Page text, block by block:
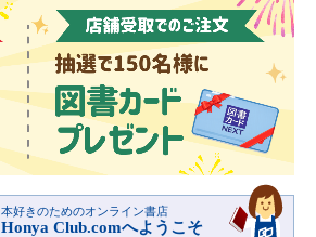
本好きのためのオンライン書店
Honya Club.comへようこそ